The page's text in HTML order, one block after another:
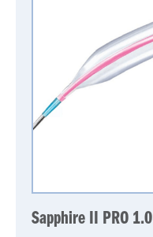
Sapphire II PRO 1.0